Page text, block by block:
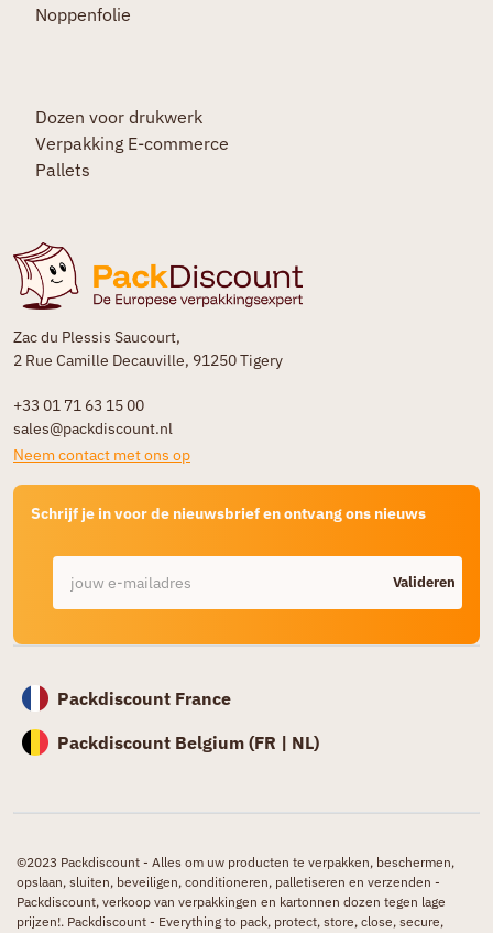
Zac du Plessis Saucourt,
2 Rue Camille Decauville, 91250 Tigery
+33 01 71 63 15 00
sales@packdiscount.nl
Neem contact met ons op
Schrijf je in voor de nieuwsbrief en ontvang ons nieuws
Valideren
Noppenfolie
Dozen voor drukwerk
Verpakking E-commerce
Pallets
Packdiscount France
Packdiscount Belgium (FR | NL)
©2023 Packdiscount - Alles om uw producten te verpakken, beschermen,
opslaan, sluiten, beveiligen, conditioneren, palletiseren en verzenden -
Packdiscount, verkoop van verpakkingen en kartonnen dozen tegen lage
prijzen!. Packdiscount - Everything to pack, protect, store, close, secure,